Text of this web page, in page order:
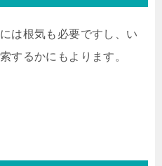
は根気も必要ですし、い
するかにもよります。